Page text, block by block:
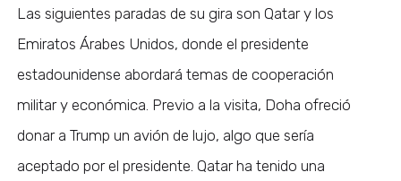
Las siguientes paradas de su gira son Qatar y los
Emiratos Árabes Unidos, donde el presidente
estadounidense abordará temas de cooperación
militar y económica. Previo a la visita, Doha ofreció
donar a Trump un avión de lujo, algo que sería
aceptado por el presidente. Qatar ha tenido una